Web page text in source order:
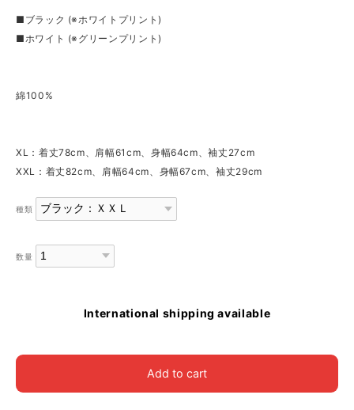
■ブラック (※ホワイトプリント)
■ホワイト (※グリーンプリント)
綿100%
XL：着丈78cm、肩幅61cm、身幅64cm、袖丈27cm
XXL：着丈82cm、肩幅64cm、身幅67cm、袖丈29cm
種類
数量
International shipping available
Add to cart